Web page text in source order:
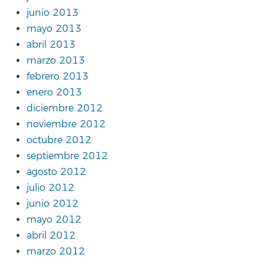
junio 2013
mayo 2013
abril 2013
marzo 2013
febrero 2013
enero 2013
diciembre 2012
noviembre 2012
octubre 2012
septiembre 2012
agosto 2012
julio 2012
junio 2012
mayo 2012
abril 2012
marzo 2012